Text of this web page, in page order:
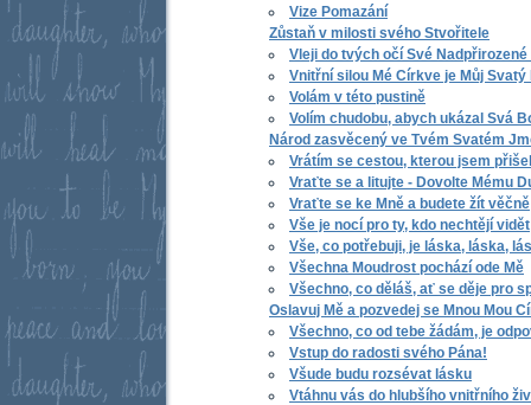
Vize Pomazání
Zůstaň v milosti svého Stvořitele
Vleji do tvých očí Své Nadpřirozené
Vnitřní silou Mé Církve je Můj Svatý
Volám v této pustině
Volím chudobu, abych ukázal Svá
Národ zasvěcený ve Tvém Svatém
Vrátím se cestou, kterou jsem přišel
Vraťte se a litujte - Dovolte Mému
Vraťte se ke Mně a budete žít věčně
Vše je nocí pro ty, kdo nechtějí vidět
Vše, co potřebuji, je láska, láska,
Všechna Moudrost pochází ode Mě
Všechno, co děláš, ať se děje pro
Oslavuj Mě a pozvedej se Mnou Mou
Všechno, co od tebe žádám, je
Vstup do radosti svého Pána!
Všude budu rozsévat lásku
Vtáhnu vás do hlubšího vnitřního